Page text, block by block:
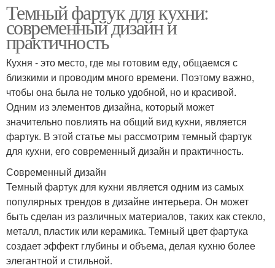
Темный фартук для кухни:
современный дизайн и
практичность
Кухня - это место, где мы готовим еду, общаемся с
близкими и проводим много времени. Поэтому важно,
чтобы она была не только удобной, но и красивой.
Одним из элементов дизайна, который может
значительно повлиять на общий вид кухни, является
фартук. В этой статье мы рассмотрим темный фартук
для кухни, его современный дизайн и практичность.
Современный дизайн
Темный фартук для кухни является одним из самых
популярных трендов в дизайне интерьера. Он может
быть сделан из различных материалов, таких как стекло,
металл, пластик или керамика. Темный цвет фартука
создает эффект глубины и объема, делая кухню более
элегантной и стильной.